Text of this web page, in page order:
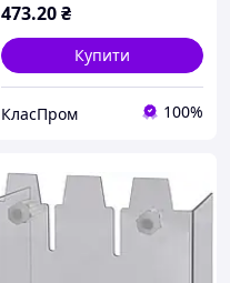
473.20₴
Купити
КласПром 100%